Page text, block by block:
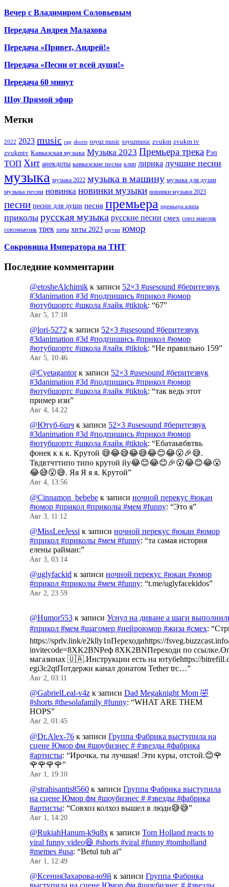
Вечер с Владимиром Соловьевым
Передача Андрея Малахова
Передача «Привет, Андрей!»
Передача «Песни от всей души!»
Передача 60 минут
Шоу Прямой эфир
Метки
2022 2023 music rap shorts soyuz music soyuzmusic zvukm zvukm tv
zvukmtv Кавказская музыка Музыка 2023 Премьера трека Рэп
ТОП Хит анекдоты кавказские песни клип лирика лучшие песни
музыка музыка 2022 музыка в машину музыка для души
музыка песни новинка новинки музыки новинки музыки 2023
песни песни для души песня премьера премьера клипа
приколы русская музыка русские песни смех союз мьюзик
союзмьюзик трек хиты хиты 2023 шутки юмор
Сокровища Императора на ТНТ
Последние комментарии
@etosheAlchimik к записи 52×3 #usesound #беритезвук
#3danimation #3d #подпишись #прикол #юмор
#ютубшортс #школа #лайк #tiktok: “67”
Авг 5, 17:18
@lori-5272 к записи 52×3 #usesound #беритезвук
#3danimation #3d #подпишись #прикол #юмор
#ютубшортс #школа #лайк #tiktok: “Не правильно 159”
Авг 5, 10:46
@Cyetagantorк записи 52×3 #usesound #беритезвук
#3danimation #3d #подпишись #прикол #юмор
#ютубшортс #школа #лайк #tiktok: “так ведь этот
пример изи”
Авг 4, 14:22
@Ютуб-6шч к записи 52×3 #usesound #беритезвук
#3danimation #3d #подпишись #прикол #юмор
#ютубшортс #школа #лайк #tiktok: “Ебатаьвбвтвь
фонек к к к. Крутой 😅😂😅😂😅😂😊😂😮🎉😅.
Твдвтчттипо типо крутой йу😂😊😂😊🎉😮😂😊😂😮
😂😅😮😅. Яя Я я я. Крутой”
Авг 4, 13:56
@Cinnamon_bebebe к записи ночной перекус #юкан
#юмор #прикол #приколы #мем #funny: “Это я”
Авг 3, 11:12
@MissLeeJessi к записи ночной перекус #юкан #юмор
#прикол #приколы #мем #funny: “та самая история
елены райман:”
Авг 3, 03:14
@uglyfackid к записи ночной перекус #юкан #юмор
#прикол #приколы #мем #funny: “t.me/uglyfacekidos”
Авг 2, 23:59
@Humor553 к записи Уснул на диване а шаги
#прикол #мем #шагомер #нейроюмор #жиза #смех: “
https://sprlv.link/e2klly1nПереходиhttps://
invitecode=8XK2BNРеф 8XK2BNПереходи по
магазинах 🇺🇦.Инструкции есть на ютубеhttps://
egi3c2qtПотдержи канал донатом Tether trc…”
Авг 2, 03:11
@GabrielLeal-v4z к записи Dad Megaknight Mom 🤣
#shorts #thesolafamily #funny: “WHAT ARE THEM
HOPS”
Авг 2, 01:45
@Dr.Alex-76 к записи Группа Фабрика выступила на
сцене Юмор фм #шоубизнес # #звезды #фабрика
#артисты: “Ирочка, ты лучшая! Эти куры, отстой.😊🌹
🌹🌹🌹🌹”
Авг 1, 19:10
@strahisantis8560 к записи Группа Фабрика выступила
на сцене Юмор фм #шоубизнес # #звезды #фабрика
#артисты: “Совхоз колхоз вышел в люди😅😅”
Авг 1, 14:20
@RukiahHanum-k9q8x к записи Tom Holland reacts to
viral funny video😆 #shorts #viral #funny #tomholland
#memes #usa: “Betul tuh ai”
Авг 1, 12:49
@КсенияЗахарова-ю9й к записи Группа Фабрика
выступила на сцене Юмор фм #шоубизнес # #звезды